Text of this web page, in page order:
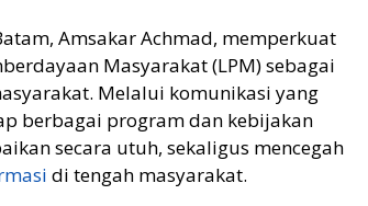
Amsakar Achmad, memperkuat
Masyarakat (LPM) sebagai
Melalui komunikasi yang
berbagai program dan kebijakan
secara utuh, sekaligus mencegah
di tengah masyarakat.